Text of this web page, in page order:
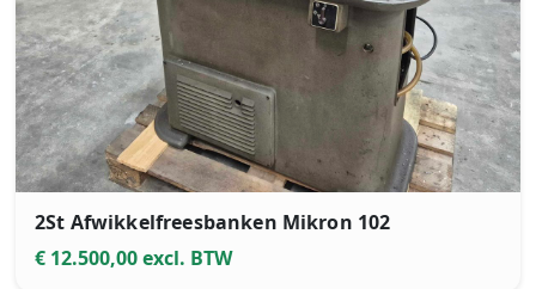
2St Afwikkelfreesbanken Mikron 102
€ 12.500,00 excl. BTW